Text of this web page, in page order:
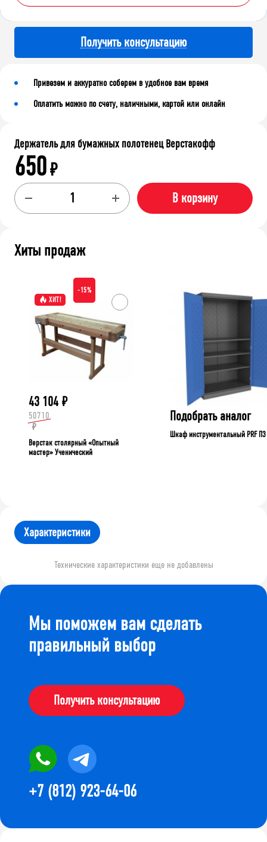
Получить консультацию
Привезем и аккуратно соберем в удобное вам время
Оплатить можно по счету, наличными, картой или онлайн
Держатель для бумажных полотенец Верстакофф
650₽
В корзину
Хиты продаж
ХИТ!
-15%
43 104 ₽
50710
₽
Верстак столярный «Опытный
мастер» Ученический
Подобрать аналог
Шкаф инструментальный PRF П3
Характеристики
Технические характеристики еще не добавлены
Мы поможем вам сделать
правильный выбор
Получить консультацию
+7 (812) 923-64-06